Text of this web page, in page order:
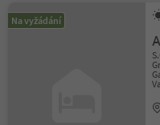
Na vyžádání